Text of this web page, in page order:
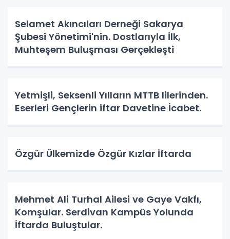
Selamet Akıncıları Derneği Sakarya
Şubesi Yönetimi'nin. Dostlarıyla İlk,
Muhteşem Buluşması Gerçekleşti
Yetmişli, Seksenli Yılların MTTB lilerinden.
Eserleri Gençlerin iftar Davetine İcabet.
Özgür Ülkemizde Özgür Kızlar İftarda
Mehmet Ali Turhal Ailesi ve Gaye Vakfı,
Komşular. Serdivan Kampüs Yolunda
İftarda Buluştular.